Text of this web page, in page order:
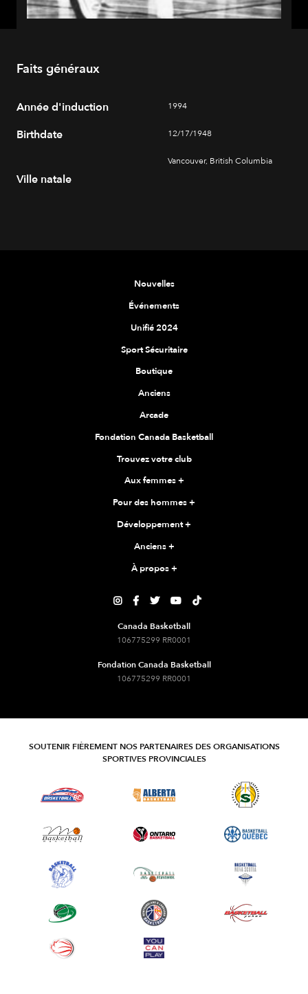
Faits généraux
Année d'induction 1994
Birthdate 12/17/1948
Ville natale
Vancouver, British Columbia
Nouvelles
Événements
Unifié 2024
Sport Sécuritaire
Boutique
Anciens
Arcade
Fondation Canada Basketball
Trouvez votre club
Aux femmes+
Pour des hommes+
Développement+
Anciens+
À propos+
    
Canada Basketball
106775299 RR0001
Fondation Canada Basketball
106775299 RR0001
SOUTENIR FIÈREMENT NOS PARTENAIRES DES ORGANISATIONS
SPORTIVES PROVINCIALES